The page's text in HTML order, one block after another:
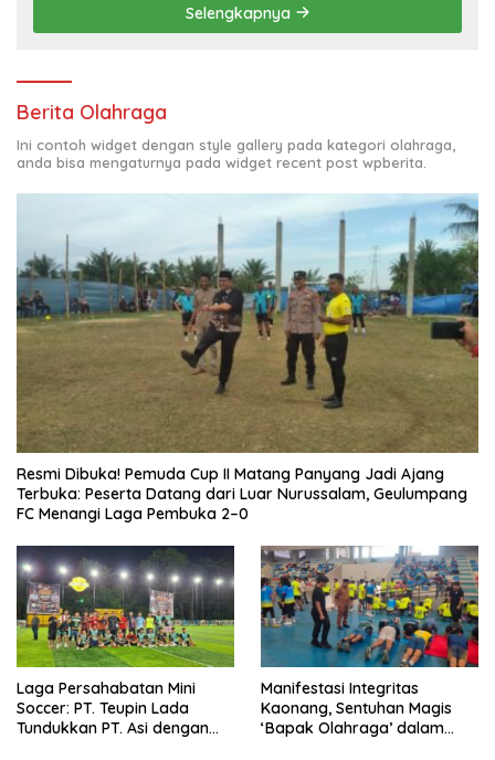
Selengkapnya
Berita Olahraga
Ini contoh widget dengan style gallery pada kategori olahraga,
anda bisa mengaturnya pada widget recent post wpberita.
Resmi Dibuka! Pemuda Cup II Matang Panyang Jadi Ajang
Terbuka: Peserta Datang dari Luar Nurussalam, Geulumpang
FC Menangi Laga Pembuka 2–0
Laga Persahabatan Mini
Soccer: PT. Teupin Lada
Tundukkan PT. Asi dengan
Manifestasi Integritas
Kaonang, Sentuhan Magis
‘Bapak Olahraga’ dalam